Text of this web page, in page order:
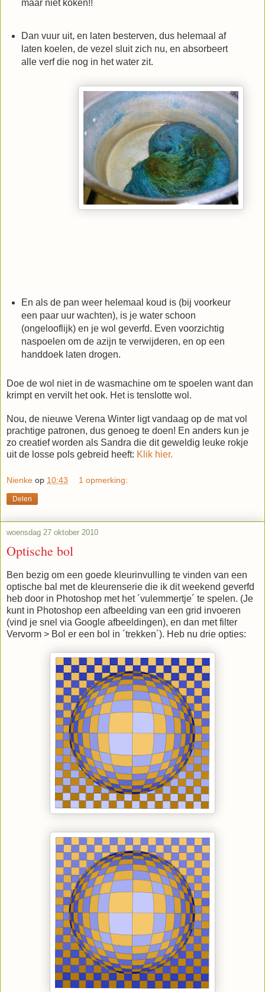
maar niet koken!!
Dan vuur uit, en laten besterven, dus helemaal af
laten koelen, de vezel sluit zich nu, en absorbeert
alle verf die nog in het water zit.
En als de pan weer helemaal koud is (bij voorkeur
een paar uur wachten), is je water schoon
(ongelooflijk) en je wol geverfd. Even voorzichtig
naspoelen om de azijn te verwijderen, en op een
handdoek laten drogen.
Doe de wol niet in de wasmachine om te spoelen want dan
krimpt en vervilt het ook. Het is tenslotte wol.
Nou, de nieuwe Verena Winter ligt vandaag op de mat vol
prachtige patronen, dus genoeg te doen! En anders kun je
zo creatief worden als Sandra die dit geweldig leuke rokje
uit de losse pols gebreid heeft: Klik hier.
Nienke op 10:43 1 opmerking:
Delen
woensdag 27 oktober 2010
Optische bol
Ben bezig om een goede kleurinvulling te vinden van een
optische bal met de kleurenserie die ik dit weekend geverfd
heb door in Photoshop met het ´vulemmertje´ te spelen. (Je
kunt in Photoshop een afbeelding van een grid invoeren
(vind je snel via Google afbeeldingen), en dan met filter
Vervorm > Bol er een bol in ´trekken´). Heb nu drie opties: